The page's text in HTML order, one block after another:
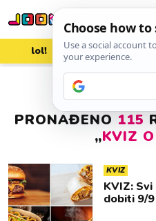
lol! aww
PRONAĐENO 115
„KVIZ
KVIZ
KVIZ:
dobiti 9/